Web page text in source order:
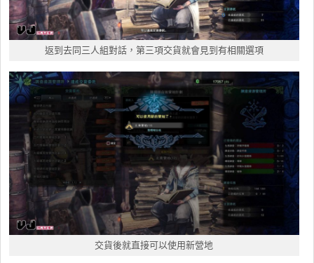
返到去同三人組對話，第三項交貨就會見到有相關選項
交貨後就直接可以使用新營地